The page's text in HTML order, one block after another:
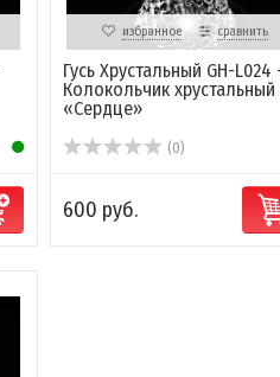
избранное сравнить
Гусь Хрустальный GH-L024
Колокольчик хрустальный
«Сердце»
(0)
600 руб.